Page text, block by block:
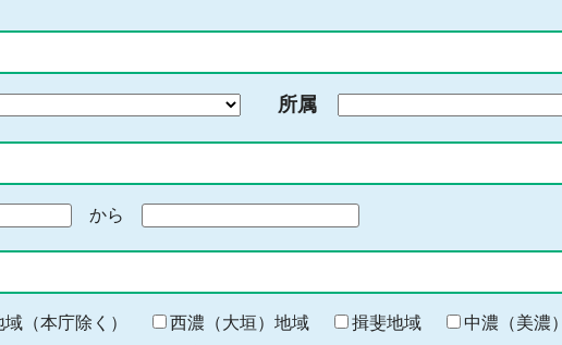
所属
から
終
わ
（本庁除く） 西濃（大垣）地域 揖斐地域 中濃（美濃